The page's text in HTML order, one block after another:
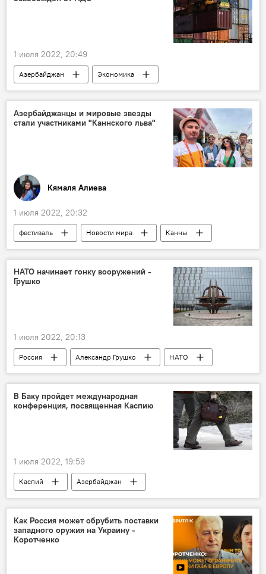
1 июля 2022, 20:49
Азербайджан
Экономика
Политика
товары
сырье
Материалы
Налог на добавленную стоимость
Азербайджанцы и мировые звезды
стали участниками "Каннского льва"
Кямаля Алиева
1 июля 2022, 20:32
фестиваль Новости мира
Канны
Культура
реклама ЖИЗНЬ
НАТО начинает гонку вооружений -
Грушко
1 июля 2022, 20:13
Россия Александр Грушко
НАТО
Североатлантический альянс
гонка вооружений
Политика Мир
В Баку пройдет международная
конференция, посвященная Каспию
1 июля 2022, 19:59
Каспий
Азербайджан
Каспийское море
Уровень
Конференция
Экология
Как Россия может обрубить поставки
западного оружия на Украину -
Коротченко